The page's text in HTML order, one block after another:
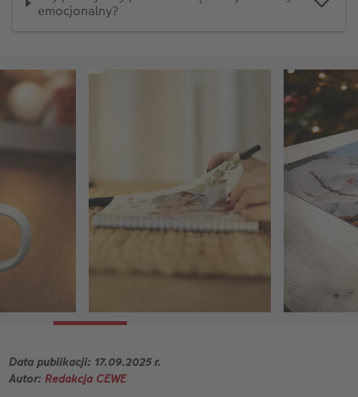
emocjonalny?
Data publikacji: 17.09.2025 r.
Autor:Redakcja CEWE